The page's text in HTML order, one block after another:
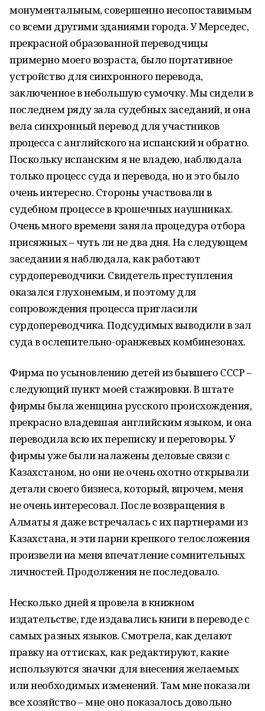
монументальным, совершенно несопоставимым
со всеми другими зданиями города. У Мерседес,
прекрасной образованной переводчицы
примерно моего возраста, было портативное
устройство для синхронного перевода,
заключенное в небольшую сумочку. Мы сидели в
последнем ряду зала судебных заседаний, и она
вела синхронный перевод для участников
процесса с английского на испанский и обратно.
Поскольку испанским я не владею, наблюдала
только процесс суда и перевода, но и это было
очень интересно. Стороны участвовали в
судебном процессе в крошечных наушниках.
Очень много времени заняла процедура отбора
присяжных – чуть ли не два дня. На следующем
заседании я наблюдала, как работают
сурдопереводчики. Свидетель преступления
оказался глухонемым, и поэтому для
сопровождения процесса пригласили
сурдопереводчика. Подсудимых выводили в зал
суда в ослепительно-оранжевых комбинезонах.
Фирма по усыновлению детей из бывшего СССР –
следующий пункт моей стажировки. В штате
фирмы была женщина русского происхождения,
прекрасно владевшая английским языком, и она
переводила всю их переписку и переговоры. У
фирмы уже были налажены деловые связи с
Казахстаном, но они не очень охотно открывали
детали своего бизнеса, который, впрочем, меня
не очень интересовал. После возвращения в
Алматы я даже встречалась с их партнерами из
Казахстана, и эти парни крепкого телосложения
произвели на меня впечатление сомнительных
личностей. Продолжения не последовало.
Несколько дней я провела в книжном
издательстве, где издавались книги в переводе с
самых разных языков. Смотрела, как делают
правку на оттисках, как редактируют, какие
используются значки для внесения желаемых
или необходимых изменений. Там мне показали
все хозяйство – мне оно показалось довольно